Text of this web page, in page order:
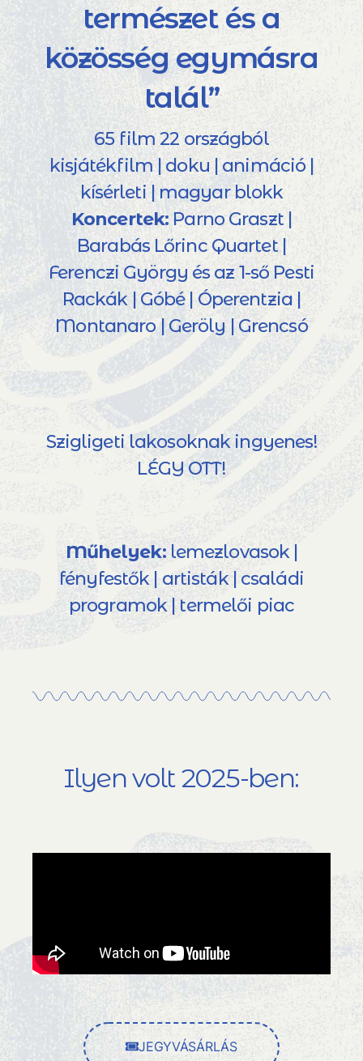
természet és a
közösség egymásra
talál”
65 film 22 országból
kisjátékfilm | doku | animáció |
kísérleti | magyar blokk
Koncertek: Parno Graszt |
Barabás Lőrinc Quartet |
Ferenczi György és az 1-ső Pesti
Rackák | Góbé | Óperentzia |
Montanaro | Geröly | Grencsó
Szigligeti lakosoknak ingyenes!
LÉGY OTT!
Műhelyek:lemezlovasok |
fényfestők | artisták | családi
programok | termelői piac
Ilyen volt 2025-ben:
JEGYVÁSÁRLÁS